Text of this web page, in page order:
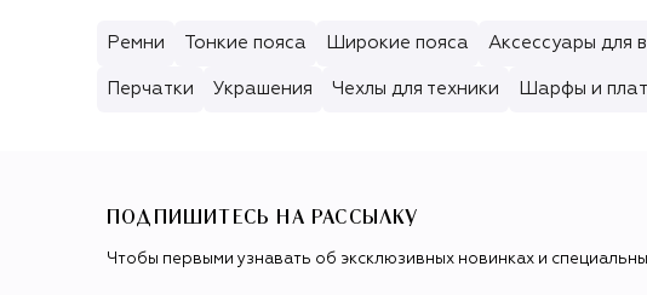
Ремни Тонкие пояса Широкие пояса Аксессуары для
Перчатки Украшения Чехлы для техники Шарфы и
ПОДПИШИТЕСЬ НА РАССЫЛКУ
Чтобы первыми узнавать об эксклюзивных новинках и